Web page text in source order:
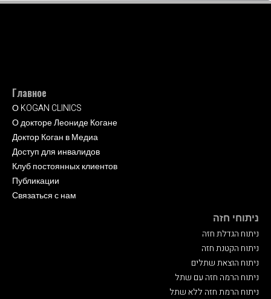
Главное
О KOGAN CLINICS
О докторе Леониде Когане
Доктор Коган в Медиа
Доступ для инвалидов
Клуб постоянных клиентов
Публикации
Связаться с нам
ניתוחי חזה
ניתוח הגדלת חזה
ניתוח הקטנת חזה
ניתוח הוצאת שתלים
ניתוח הרמה חזה עם שתל
ניתוח הרמת חזה ללא שתל